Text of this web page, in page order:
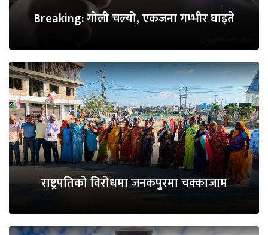
Breaking: गोली चल्यो, एकजना गम्भीर घाइते
राष्ट्रपतिको विरोधमा जनकपुरमा चक्काजाम